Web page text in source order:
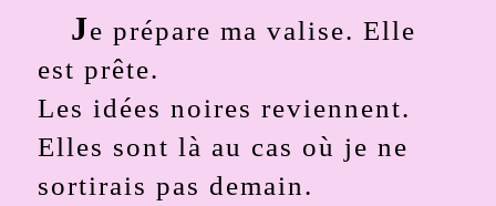
Je prépare ma valise. Elle
est prête.
Les idées noires reviennent.
Elles sont là au cas où je ne
sortirais pas demain.